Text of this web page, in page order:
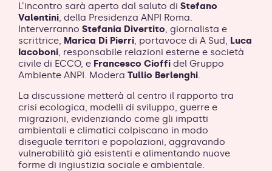
L’incontro sarà aperto dal saluto di Stefano
Valentini, della Presidenza ANPI Roma.
Interverranno Stefania Divertito, giornalista e
scrittrice, Marica Di Pierri, portavoce di A Sud, Luca
Iacoboni, responsabile relazioni esterne e società
civile di ECCO, e Francesco Cioffi del Gruppo
Ambiente ANPI. Modera Tullio Berlenghi.
La discussione metterà al centro il rapporto tra
crisi ecologica, modelli di sviluppo, guerre e
migrazioni, evidenziando come gli impatti
ambientali e climatici colpiscano in modo
diseguale territori e popolazioni, aggravando
vulnerabilità già esistenti e alimentando nuove
forme di ingiustizia sociale e ambientale.